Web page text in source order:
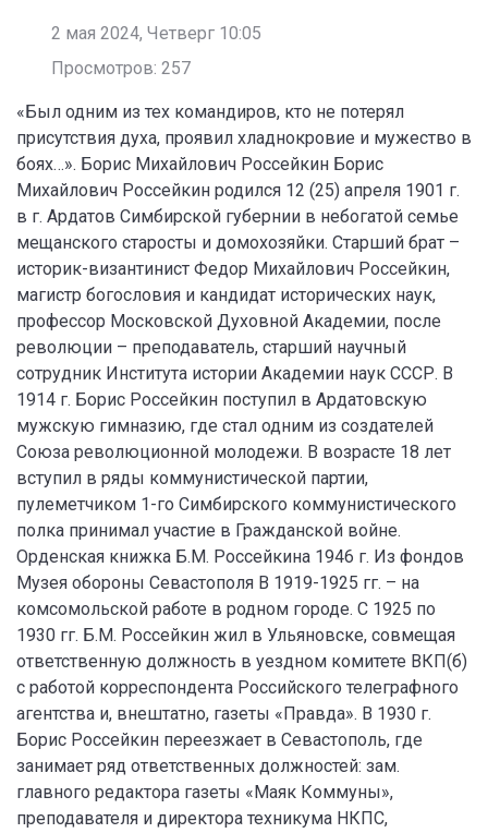
2 мая 2024, Четверг 10:05
Просмотров: 257
«Был одним из тех командиров, кто не потерял
присутствия духа, проявил хладнокровие и мужество в
боях…». Борис Михайлович Россейкин Борис
Михайлович Россейкин родился 12 (25) апреля 1901 г.
в г. Ардатов Симбирской губернии в небогатой семье
мещанского старосты и домохозяйки. Старший брат –
историк-византинист Федор Михайлович Россейкин,
магистр богословия и кандидат исторических наук,
профессор Московской Духовной Академии, после
революции – преподаватель, старший научный
сотрудник Института истории Академии наук СССР. В
1914 г. Борис Россейкин поступил в Ардатовскую
мужскую гимназию, где стал одним из создателей
Союза революционной молодежи. В возрасте 18 лет
вступил в ряды коммунистической партии,
пулеметчиком 1-го Симбирского коммунистического
полка принимал участие в Гражданской войне.
Орденская книжка Б.М. Россейкина 1946 г. Из фондов
Музея обороны Севастополя В 1919-1925 гг. – на
комсомольской работе в родном городе. С 1925 по
1930 гг. Б.М. Россейкин жил в Ульяновске, совмещая
ответственную должность в уездном комитете ВКП(б)
с работой корреспондента Российского телеграфного
агентства и, внештатно, газеты «Правда». В 1930 г.
Борис Россейкин переезжает в Севастополь, где
занимает ряд ответственных должностей: зам.
главного редактора газеты «Маяк Коммуны»,
преподавателя и директора техникума НКПС,